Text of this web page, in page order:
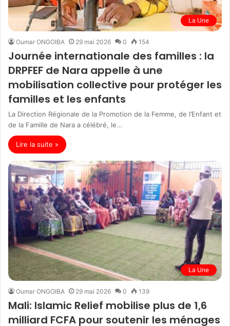
La Une
Oumar ONGOIBA 29 mai 2026 0 154
Journée internationale des familles : la
DRPFEF de Nara appelle à une
mobilisation collective pour protéger les
familles et les enfants
La Direction Régionale de la Promotion de la Femme, de l’Enfant et
de la Famille de Nara a célébré, le…
Lire la suite »
La Une
Oumar ONGOIBA 29 mai 2026 0 139
Mali: Islamic Relief mobilise plus de 1,6
milliard FCFA pour soutenir les ménages